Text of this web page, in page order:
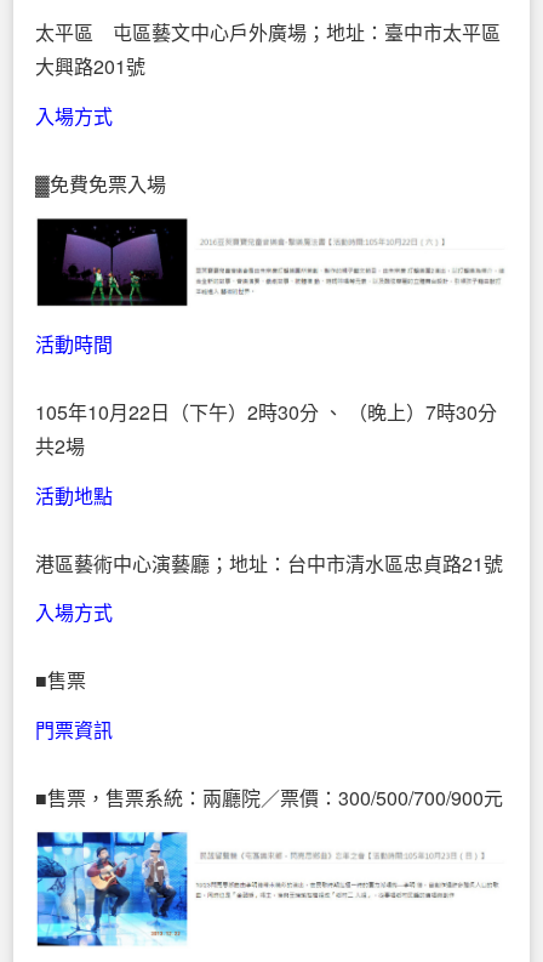
太平區 屯區藝文中心戶外廣場；地址：臺中市太平區
大興路201號
入場方式
▓免費免票入場
活動時間
105年10月22日（下午）2時30分 、 （晚上）7時30分
共2場
活動地點
港區藝術中心演藝廳；地址：台中市清水區忠貞路21號
入場方式
■售票
門票資訊
■售票，售票系統：兩廳院／票價：300/500/700/900元